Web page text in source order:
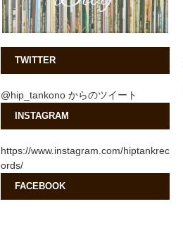
TWITTER
@hip_tankono からのツイート
INSTAGRAM
https://www.instagram.com/hiptankrec
ords/
FACEBOOK